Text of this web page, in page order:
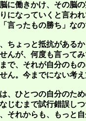
に働きかけ、その脳
になっていくと言わ
言ったもの勝ち」な
ちょっと抵抗がある
んが、何度も言って
で、それが自分のも
ん。今までにない考
、ひとつの自分のた
じむまで試行錯誤し
それからも、もっと